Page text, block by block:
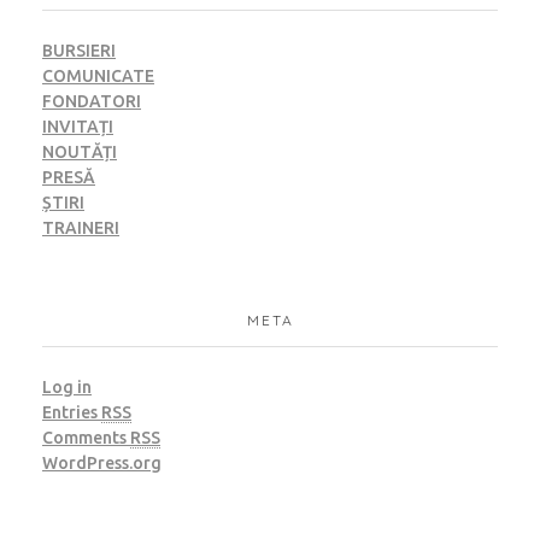
BURSIERI
COMUNICATE
FONDATORI
INVITAȚI
NOUTĂȚI
PRESĂ
ȘTIRI
TRAINERI
META
Log in
Entries RSS
Comments RSS
WordPress.org